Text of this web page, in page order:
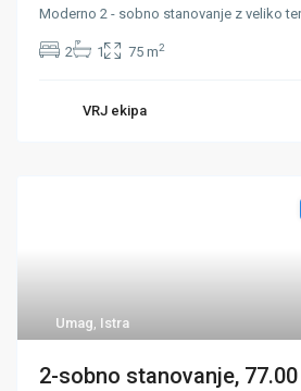
Moderno 2 - sobno stanovanje z veliko
2 1 75 m2
VRJ ekipa
Umag, Istra
2-sobno stanovanje, 77.00